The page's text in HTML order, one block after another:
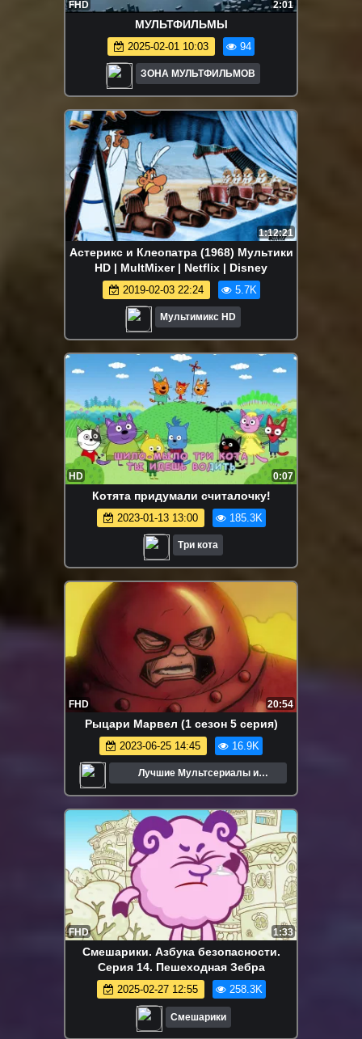
FHD 2:01
МУЛЬТФИЛЬМЫ
2025-02-01 10:03 94
ЗОНА МУЛЬТФИЛЬМОВ
1:12:21
Астерикс и Клеопатра (1968) Мультики
HD | MultMixer | Netflix | Disney
2019-02-03 22:24 5.7K
Мультимикс HD
HD 0:07
Котята придумали считалочку!
2023-01-13 13:00 185.3K
Три кота
FHD 20:54
Рыцари Марвел (1 сезон 5 серия)
2023-06-25 14:45 16.9K
Лучшие Мультсериалы и
FHD 1:33
Смешарики. Азбука безопасности.
Серия 14. Пешеходная Зебра
2025-02-27 12:55 258.3K
Смешарики